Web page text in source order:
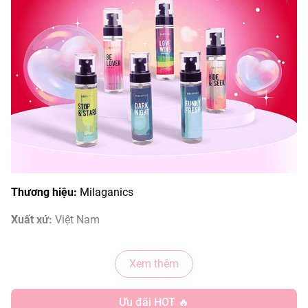
Thương hiệu: Milaganics
Xuất xứ: Việt Nam
- Đối với tôi mùi thơm cũng giống như một loại trang sức
vậy á mấy bà. Và mùi thơm tôi nghĩ ai cũng thích đúng
Xem thêm
Ưu đãi HOT 🔥